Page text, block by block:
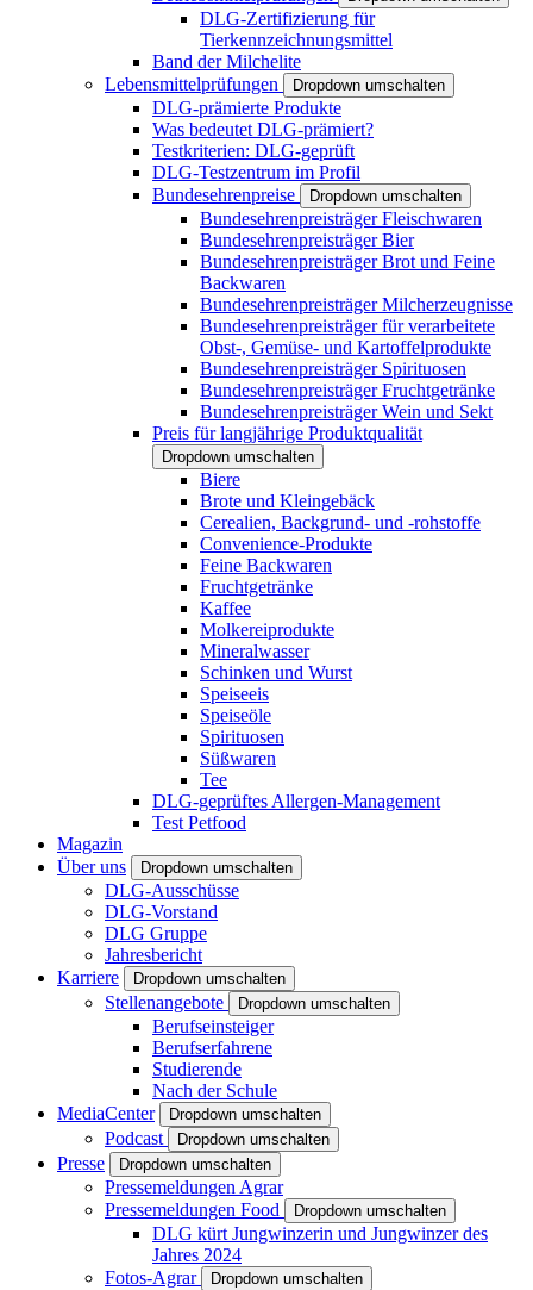
DLG-Zertifizierung für
Tierkennzeichnungsmittel
Band der Milchelite
Lebensmittelprüfungen
Dropdown umschalten
DLG-prämierte Produkte
Was bedeutet DLG-prämiert?
Testkriterien: DLG-geprüft
DLG-Testzentrum im Profil
Bundesehrenpreise
Dropdown umschalten
Bundesehrenpreisträger Fleischwaren
Bundesehrenpreisträger Bier
Bundesehrenpreisträger Brot und Feine
Backwaren
Bundesehrenpreisträger Milcherzeugnisse
Bundesehrenpreisträger für verarbeitete
Obst-, Gemüse- und Kartoffelprodukte
Bundesehrenpreisträger Spirituosen
Bundesehrenpreisträger Fruchtgetränke
Bundesehrenpreisträger Wein und Sekt
Preis für langjährige Produktqualität
Dropdown umschalten
Biere
Brote und Kleingebäck
Cerealien, Backgrund- und -rohstoffe
Convenience-Produkte
Feine Backwaren
Fruchtgetränke
Kaffee
Molkereiprodukte
Mineralwasser
Schinken und Wurst
Speiseeis
Speiseöle
Spirituosen
Süßwaren
Tee
DLG-geprüftes Allergen-Management
Test Petfood
Magazin
Über uns
Dropdown umschalten
DLG-Ausschüsse
DLG-Vorstand
DLG Gruppe
Jahresbericht
Karriere
Dropdown umschalten
Stellenangebote Dropdown umschalten
Berufseinsteiger
Berufserfahrene
Studierende
Nach der Schule
MediaCenter
Dropdown umschalten
Podcast Dropdown umschalten
Presse Dropdown umschalten
Pressemeldungen Agrar
Pressemeldungen Food
Dropdown umschalten
DLG kürt Jungwinzerin und Jungwinzer des
Jahres 2024
Fotos-Agrar
Dropdown umschalten